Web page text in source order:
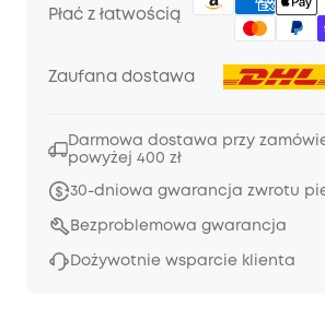
Płać z łatwością
Zaufana dostawa
Darmowa dostawa przy
powyżej 400 zł
30-dniowa gwarancja zwrotu
Bezproblemowa gwarancja
Dożywotnie wsparcie klienta